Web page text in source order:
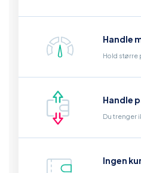
Handle
Hold større
Handle
Du trenger
Ingen